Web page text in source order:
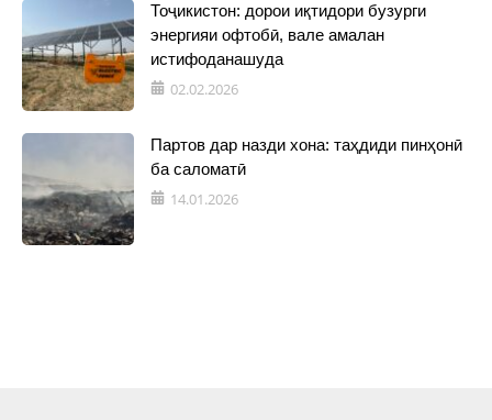
Тоҷикистон: дорои иқтидори бузурги
энергияи офтобӣ, вале амалан
истифоданашуда
02.02.2026
Партов дар назди хона: таҳдиди пинҳонӣ
ба саломатӣ
14.01.2026